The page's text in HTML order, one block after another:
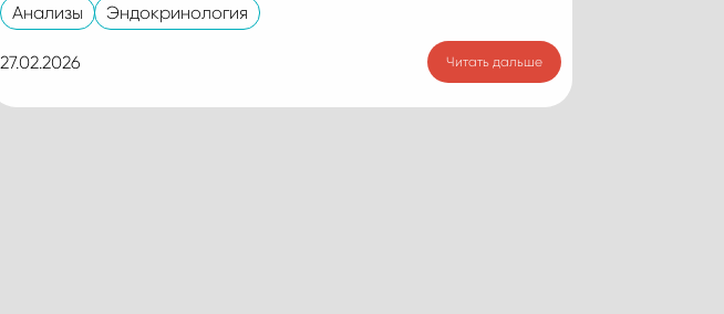
Анализы
Эндокринология
27.02.2026 Читать дальше